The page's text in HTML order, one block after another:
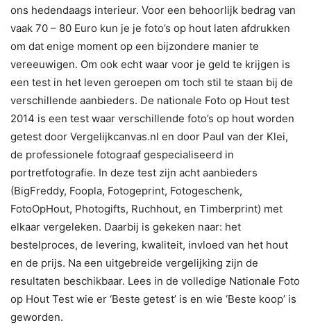
ons hedendaags interieur. Voor een behoorlijk bedrag van
vaak 70 – 80 Euro kun je je foto’s op hout laten afdrukken
om dat enige moment op een bijzondere manier te
vereeuwigen. Om ook echt waar voor je geld te krijgen is
een test in het leven geroepen om toch stil te staan bij de
verschillende aanbieders. De nationale Foto op Hout test
2014 is een test waar verschillende foto’s op hout worden
getest door Vergelijkcanvas.nl en door Paul van der Klei,
de professionele fotograaf gespecialiseerd in
portretfotografie. In deze test zijn acht aanbieders
(BigFreddy, Foopla, Fotogeprint, Fotogeschenk,
FotoOpHout, Photogifts, Ruchhout, en Timberprint) met
elkaar vergeleken. Daarbij is gekeken naar: het
bestelproces, de levering, kwaliteit, invloed van het hout
en de prijs. Na een uitgebreide vergelijking zijn de
resultaten beschikbaar. Lees in de volledige Nationale Foto
op Hout Test wie er ‘Beste getest’ is en wie ‘Beste koop’ is
geworden.